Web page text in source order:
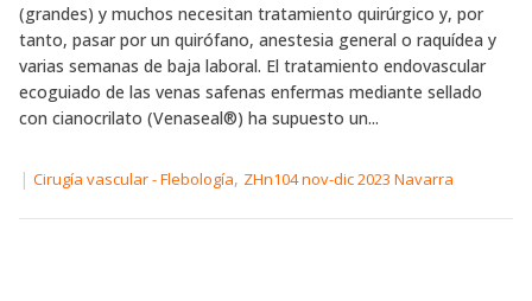
(grandes) y muchos necesitan tratamiento quirúrgico y, por
tanto, pasar por un quirófano, anestesia general o raquídea y
varias semanas de baja laboral. El tratamiento endovascular
ecoguiado de las venas safenas enfermas mediante sellado
con cianocrilato (Venaseal®) ha supuesto un...
| Cirugía vascular - Flebología, ZHn104 nov-dic 2023 Navarra